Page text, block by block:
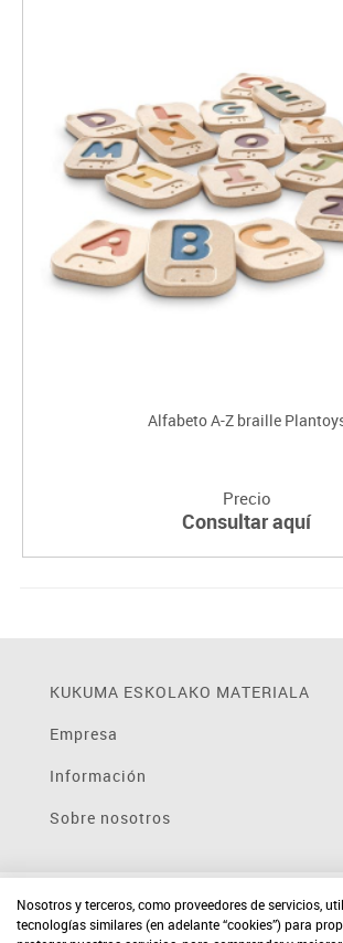
Alfabeto A-Z braille
Precio
Consultar aquí
KUKUMA ESKOLAKO MATERIALA
Empresa
Información
Sobre nosotros
Nosotros y terceros, como proveedores de servicios,
tecnologías similares (en adelante “cookies”) para